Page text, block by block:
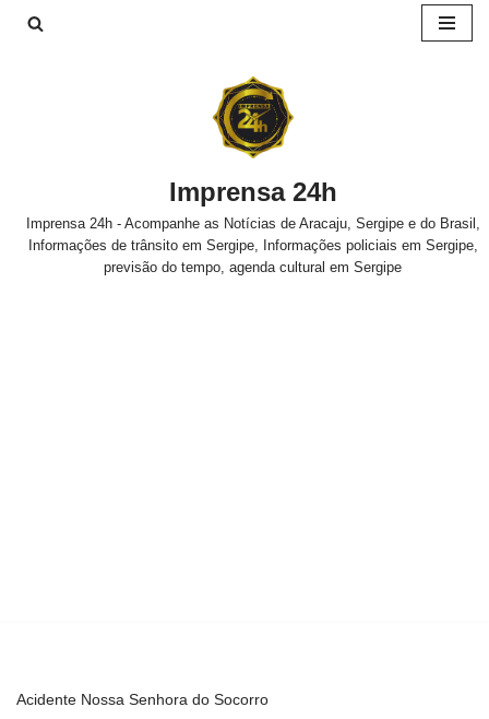
Imprensa 24h
Imprensa 24h - Acompanhe as Notícias de Aracaju, Sergipe e do Brasil,
Informações de trânsito em Sergipe, Informações policiais em Sergipe,
previsão do tempo, agenda cultural em Sergipe
Acidente Nossa Senhora do Socorro